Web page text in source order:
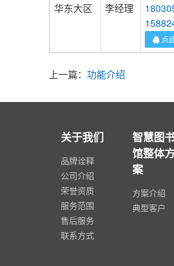
华东大区 李经理
点
上一篇： 功能介绍
关于我们
品牌诠释
公司介绍
荣誉资质
服务范围
售后服务
联系方式
智慧图
馆整体
案
方案介绍
典型客户